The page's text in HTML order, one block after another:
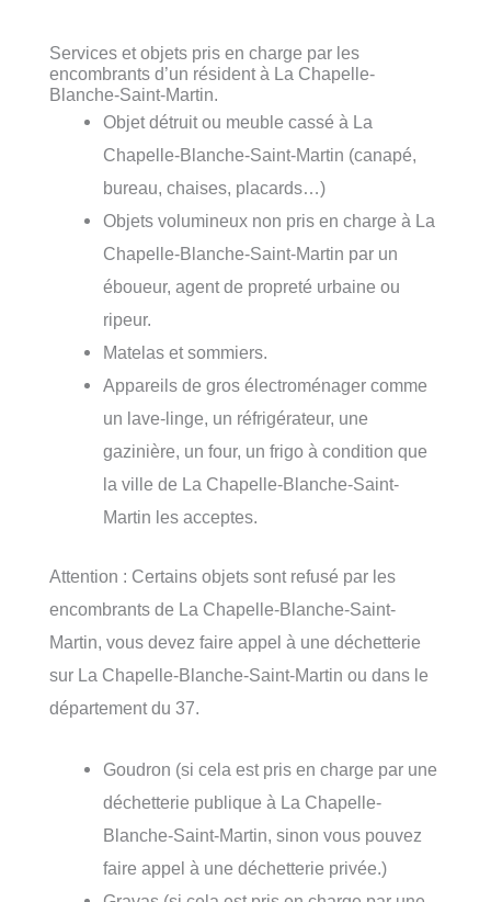
Services et objets pris en charge par les
encombrants d’un résident à La Chapelle-
Blanche-Saint-Martin.
Objet détruit ou meuble cassé à La
Chapelle-Blanche-Saint-Martin (canapé,
bureau, chaises, placards…)
Objets volumineux non pris en charge à La
Chapelle-Blanche-Saint-Martin par un
éboueur, agent de propreté urbaine ou
ripeur.
Matelas et sommiers.
Appareils de gros électroménager comme
un lave-linge, un réfrigérateur, une
gazinière, un four, un frigo à condition que
la ville de La Chapelle-Blanche-Saint-
Martin les acceptes.
Attention : Certains objets sont refusé par les
encombrants de La Chapelle-Blanche-Saint-
Martin, vous devez faire appel à une déchetterie
sur La Chapelle-Blanche-Saint-Martin ou dans le
département du 37.
Goudron (si cela est pris en charge par une
déchetterie publique à La Chapelle-
Blanche-Saint-Martin, sinon vous pouvez
faire appel à une déchetterie privée.)